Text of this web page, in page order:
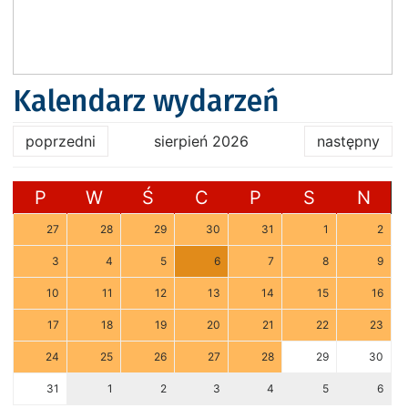
Kalendarz wydarzeń
poprzedni sierpień 2026 następny
P W Ś C P S N
27 28 29 30 31 1 2
3 4 5 6 7 8 9
10 11 12 13 14 15 16
17 18 19 20 21 22 23
24 25 26 27 28 29 30
31 1 2 3 4 5 6